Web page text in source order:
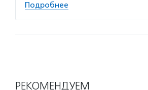
Подробнее
РЕКОМЕНДУЕМ